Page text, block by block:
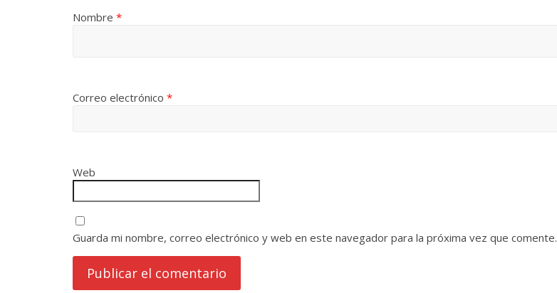
Nombre *
Correo electrónico *
Web
Guarda mi nombre, correo electrónico y web en este navegador para la próxima vez que comente.